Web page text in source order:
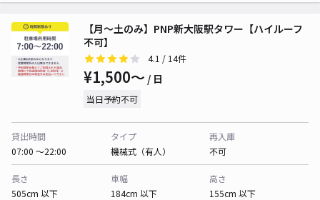
【月～土のみ】PNP新大阪駅タワー【ハイルーフ
不可】
4.1 / 14件
¥1,500〜 / 日
当日予約不可
貸出時間
07:00 〜22:00
タイプ
機械式（有人）
再入庫
不可
長さ
505cm 以下
車幅
184cm 以下
高さ
155cm 以下